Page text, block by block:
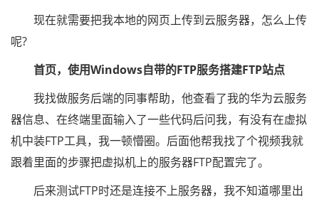
现在就需要把我本地的网页上传到云服务器，怎么上传
呢?
首页，使用Windows自带的FTP服务搭建FTP站点
我找做服务后端的同事帮助，他查看了我的华为云服务
器信息、在终端里面输入了一些代码后问我，有没有在虚拟
机中装FTP工具，我一顿懵圈。后面他帮我找了个视频我就
跟着里面的步骤把虚拟机上的服务器FTP配置完了。
后来测试FTP时还是连接不上服务器，我不知道哪里出